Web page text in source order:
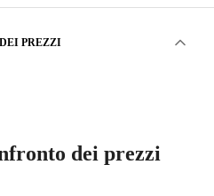
PREZZI
dei prezzi